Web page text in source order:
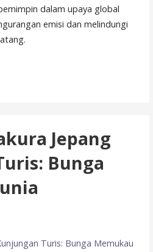
dalam upaya global
emisi dan melindungi
Jepang
Bunga
Turis: Bunga Memukau